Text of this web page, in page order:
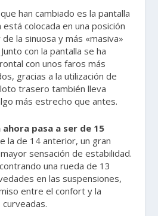
han cambiado es la pantalla
colocada en una posición
la sinuosa y más «masiva»
con la pantalla se ha
con unos faros más
gracias a la utilización de
trasero también lleva
más estrecho que antes.
pasa a ser de 15
la de 14 anterior, un gran
sensación de estabilidad.
una rueda de 13
en las suspensiones,
entre el confort y la